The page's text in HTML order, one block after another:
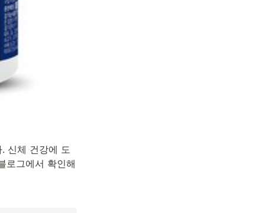
신체 건강에 도
로그에서 확인해